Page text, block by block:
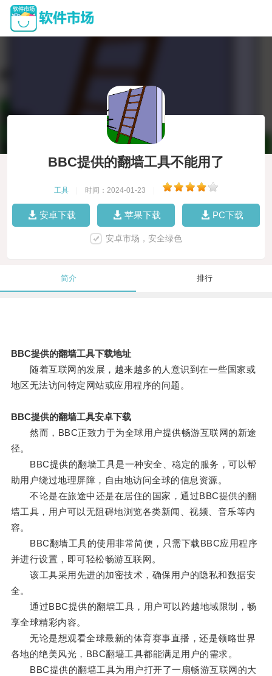
BBC提供的翻墙工具不能用了
工具 时间：2024-01-23
安卓下载 苹果下载 PC下载
安卓市场，安全绿色
简介 排行
BBC提供的翻墙工具下载地址
随着互联网的发展，越来越多的人意识到在一些国家或
地区无法访问特定网站或应用程序的问题。
BBC提供的翻墙工具安卓下载
然而，BBC正致力于为全球用户提供畅游互联网的新途
径。
BBC提供的翻墙工具是一种安全、稳定的服务，可以帮
助用户绕过地理屏障，自由地访问全球的信息资源。
不论是在旅途中还是在居住的国家，通过BBC提供的翻
墙工具，用户可以无阻碍地浏览各类新闻、视频、音乐等内
容。
BBC翻墙工具的使用非常简便，只需下载BBC应用程序
并进行设置，即可轻松畅游互联网。
该工具采用先进的加密技术，确保用户的隐私和数据安
全。
通过BBC提供的翻墙工具，用户可以跨越地域限制，畅
享全球精彩内容。
无论是想观看全球最新的体育赛事直播，还是领略世界
各地的绝美风光，BBC翻墙工具都能满足用户的需求。
BBC提供的翻墙工具为用户打开了一扇畅游互联网的大